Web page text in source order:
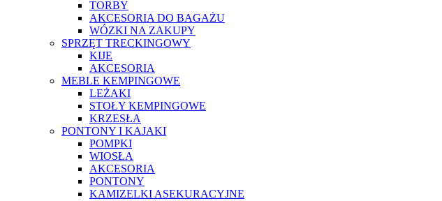
TORBY
AKCESORIA DO BAGAŻU
WÓZKI NA ZAKUPY
SPRZĘT TRECKINGOWY
KIJE
AKCESORIA
MEBLE KEMPINGOWE
LEŻAKI
STOŁY KEMPINGOWE
KRZESŁA
PONTONY I KAJAKI
POMPKI
WIOSŁA
AKCESORIA
PONTONY
KAMIZELKI ASEKURACYJNE